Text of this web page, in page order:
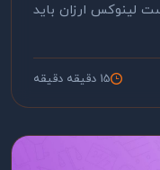
لینوکس ارزان باید
15 دقیقه دقیقه